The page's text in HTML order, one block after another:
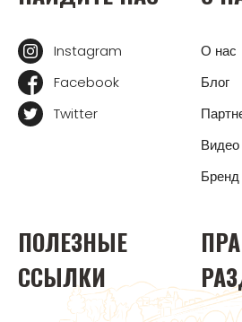
Instagram
Facebook
Twitter
О нас
Блог
Видео
ПОЛЕЗНЫЕ
ССЫЛКИ